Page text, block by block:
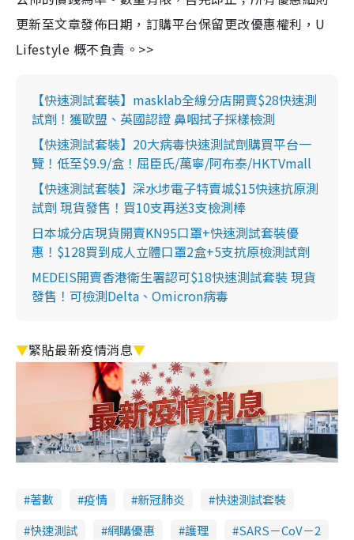
更新至文章發佈日期，訂購平台保留更改優惠權利，U
Lifestyle 概不負責。>>
【快速測試套裝】masklab全線分店開賣$28快速測
試劑！獲歐盟、英國認證 鼻咽拭子採樣檢測
【快速測試套裝】20大病毒快速測試劑購買平台一
覽！低至$9.9/盒！屈臣氏/萬寧/阿布泰/HKTVmall
【快速測試套裝】深水埗電子特賣城$15快速抗原測
試劑 現貨發售！買10支再送3支檢測棒
日本城分店現貨開賣KN95口罩+快速測試套裝優
惠！$128買到成人立體口罩2盒+5支抗原檢測試劑
MEDEIS開賣香港衛生署認可$18快速測試套裝 現貨
發售！可檢測Delta、Omicron病毒
▼緊貼最新疫情消息▼
著數 疫情 新冠肺炎
快速測試套裝
快速測試
網購優惠 護理
SARS－CoV－2